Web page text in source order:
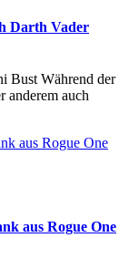
Darth Vader
Bust Während der
anderem auch
aus Rogue One